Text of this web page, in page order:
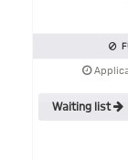
Waiting list